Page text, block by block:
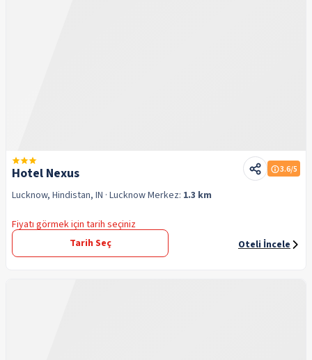
Hotel Nexus 3.6/5
Lucknow, Hindistan, IN · LucknowMerkez: 1.3 km
Fiyatı görmek için tarih seçiniz
Tarih Seç
Oteli İncele